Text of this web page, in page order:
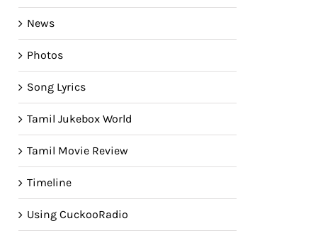
News
Photos
Song Lyrics
Tamil Jukebox World
Tamil Movie Review
Timeline
Using CuckooRadio